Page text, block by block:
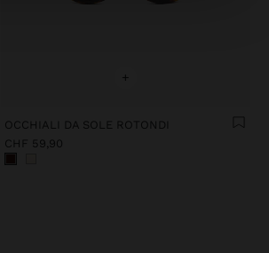
+
OCCHIALI DA SOLE ROTONDI
CHF 59,90